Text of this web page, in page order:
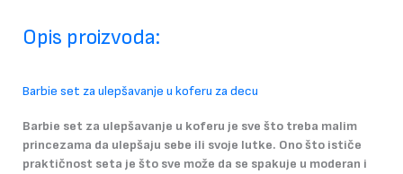
decu
Opis proizvoda:
Barbie set za ulepšavanje u koferu za decu
Barbie set za ulepšavanje u koferu je sve što treba malim
princezama da ulepšaju sebe ili svoje lutke. Ono što ističe
praktičnost seta je što sve može da se spakuje u moderan i